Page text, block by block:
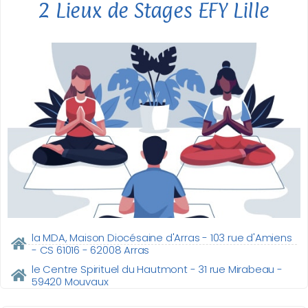
2 Lieux de Stages EFY Lille
la MDA, Maison Diocésaine d'Arras - 103 rue d'Amiens
- CS 61016 - 62008 Arras
le Centre Spirituel du Hautmont - 31 rue Mirabeau -
59420 Mouvaux